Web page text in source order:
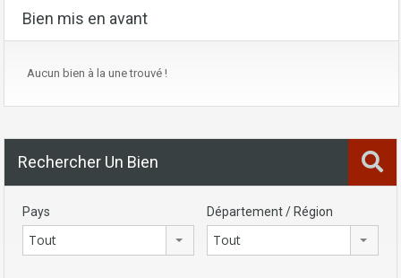
Bien mis en avant
Aucun bien à la une trouvé !
Rechercher Un Bien
Pays
Tout
Département / Région
Tout